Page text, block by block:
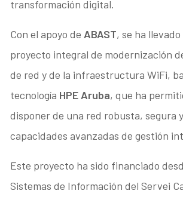
transformación digital.
Con el apoyo de ABAST, se ha
proyecto integral de modernización
de red y de la infraestructura WiFi,
tecnología HPE Aruba, que ha
disponer de una red robusta, segura
capacidades avanzadas de gestión
Este proyecto ha sido financiado
Sistemas de Información del Servei